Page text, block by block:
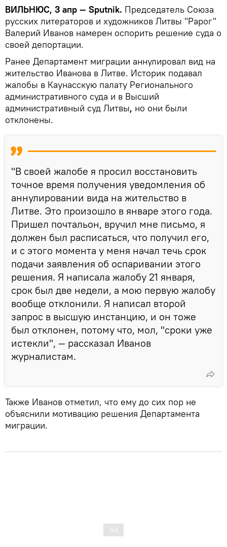
ВИЛЬНЮС, 3 апр — Sputnik. Председатель Союза
русских литераторов и художников Литвы "Рарог"
Валерий Иванов намерен оспорить решение суда о
своей депортации.
Ранее Департамент миграции аннулировал вид на
жительство Иванова в Литве. Историк подавал
жалобы в Каунасскую палату Регионального
административного суда и в Высший
административный суд Литвы, но они были
отклонены.
"В своей жалобе я просил восстановить
точное время получения уведомления об
аннулировании вида на жительство в
Литве. Это произошло в январе этого года.
Пришел почтальон, вручил мне письмо, я
должен был расписаться, что получил его,
и с этого момента у меня начал течь срок
подачи заявления об оспаривании этого
решения. Я написала жалобу 21 января,
срок был две недели, а мою первую жалобу
вообще отклонили. Я написал второй
запрос в высшую инстанцию, и он тоже
был отклонен, потому что, мол, "сроки уже
истекли", — рассказал Иванов
журналистам.
Также Иванов отметил, что ему до сих пор не
объяснили мотивацию решения Департамента
миграции.